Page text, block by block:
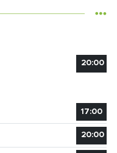
20:00
17:00
20:00